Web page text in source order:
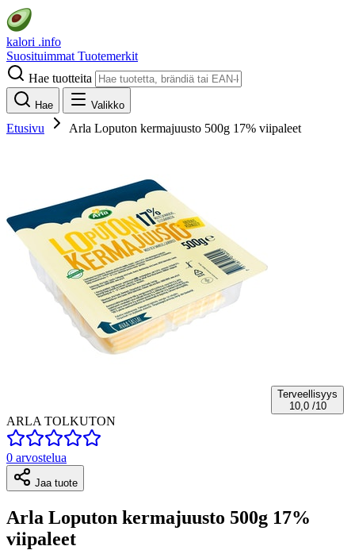
kalori .info
Suosituimmat Tuotemerkit
Hae tuotteita
Hae Valikko
Etusivu Arla Loputon kermajuusto 500g 17% viipaleet
Terveellisyys
10,0 /10
ARLA TOLKUTON
0 arvostelua
Jaa tuote
Arla Loputon kermajuusto 500g 17%
viipaleet